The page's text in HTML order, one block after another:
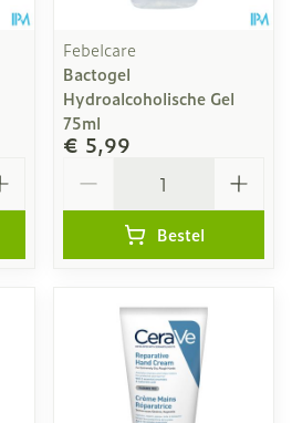
Febelcare
Bactogel
Hydroalcoholische Gel
75ml
€ 5,99
Bestel